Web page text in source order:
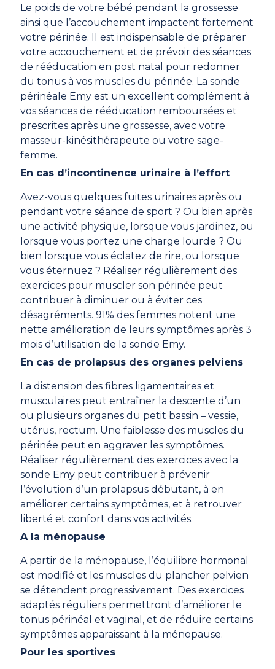
Le poids de votre bébé pendant la grossesse
ainsi que l’accouchement impactent fortement
votre périnée. Il est indispensable de préparer
votre accouchement et de prévoir des séances
de rééducation en post natal pour redonner
du tonus à vos muscles du périnée. La sonde
périnéale Emy est un excellent complément à
vos séances de rééducation remboursées et
prescrites après une grossesse, avec votre
masseur-kinésithérapeute ou votre sage-
femme.
En cas d’incontinence urinaire à l’effort
Avez-vous quelques fuites urinaires après ou
pendant votre séance de sport ? Ou bien après
une activité physique, lorsque vous jardinez, ou
lorsque vous portez une charge lourde ? Ou
bien lorsque vous éclatez de rire, ou lorsque
vous éternuez ? Réaliser régulièrement des
exercices pour muscler son périnée peut
contribuer à diminuer ou à éviter ces
désagréments. 91% des femmes notent une
nette amélioration de leurs symptômes après 3
mois d’utilisation de la sonde Emy.
En cas de prolapsus des organes pelviens
La distension des fibres ligamentaires et
musculaires peut entraîner la descente d’un
ou plusieurs organes du petit bassin – vessie,
utérus, rectum. Une faiblesse des muscles du
périnée peut en aggraver les symptômes.
Réaliser régulièrement des exercices avec la
sonde Emy peut contribuer à prévenir
l’évolution d’un prolapsus débutant, à en
améliorer certains symptômes, et à retrouver
liberté et confort dans vos activités.
A la ménopause
A partir de la ménopause, l’équilibre hormonal
est modifié et les muscles du plancher pelvien
se détendent progressivement. Des exercices
adaptés réguliers permettront d’améliorer le
tonus périnéal et vaginal, et de réduire certains
symptômes apparaissant à la ménopause.
Pour les sportives